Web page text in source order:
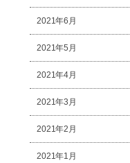
2021年6月
2021年5月
2021年4月
2021年3月
2021年2月
2021年1月